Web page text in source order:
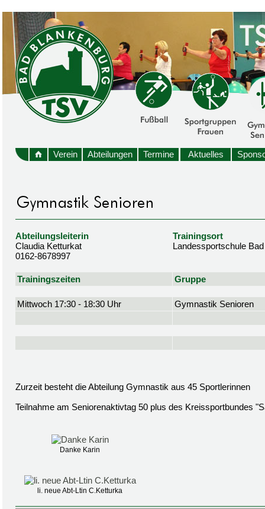
Verein Abteilungen Termine Aktuelles
Abteilungsleiterin
Claudia Ketturkat
0162-8678997
Trainingsort
Landessportschule
Trainingszeiten Gruppe
Mittwoch 17:30 - 18:30 Uhr Gymnastik Senioren
Zurzeit besteht die Abteilung Gymnastik aus 45 Sportlerinnen
Teilnahme am Seniorenaktivtag 50 plus des Kreissportbundes
Danke Karin
li. neue Abt-Ltin C.Ketturka